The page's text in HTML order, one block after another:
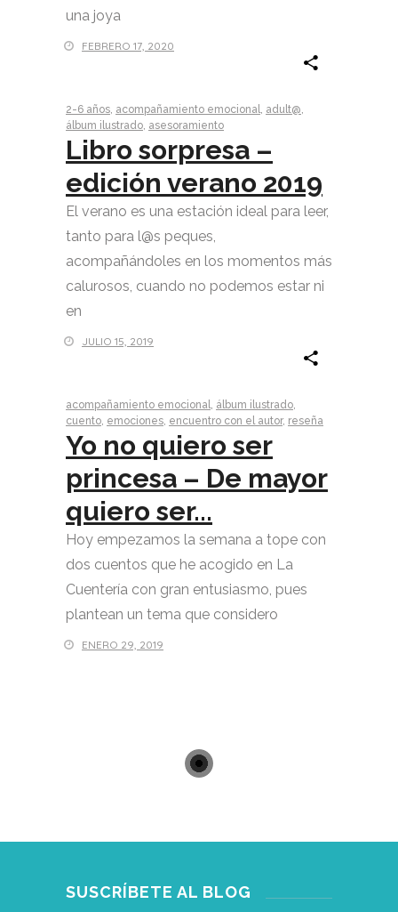
una joya
FEBRERO 17, 2020
2-6 años, acompañamiento emocional, adult@,
álbum ilustrado, asesoramiento
Libro sorpresa –
edición verano 2019
El verano es una estación ideal para leer,
tanto para l@s peques,
acompañándoles en los momentos más
calurosos, cuando no podemos estar ni
en
JULIO 15, 2019
acompañamiento emocional, álbum ilustrado,
cuento, emociones, encuentro con el autor, reseña
Yo no quiero ser
princesa – De mayor
quiero ser...
Hoy empezamos la semana a tope con
dos cuentos que he acogido en La
Cuentería con gran entusiasmo, pues
plantean un tema que considero
ENERO 29, 2019
SUSCRÍBETE AL BLOG